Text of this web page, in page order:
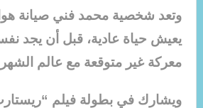
وتعد شخصية محمد فني صيانة
يعيش حياة عادية، قبل أن يجد
معركة غير متوقعة مع عالم
ويشارك في بطولة فيلم